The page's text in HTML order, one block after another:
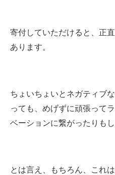
寄付していただけると、正
あります。
ちょいちょいとネガティブ
っても、めげずに頑張って
ベーションに繋がったりもし
とは言え、もちろん、これ